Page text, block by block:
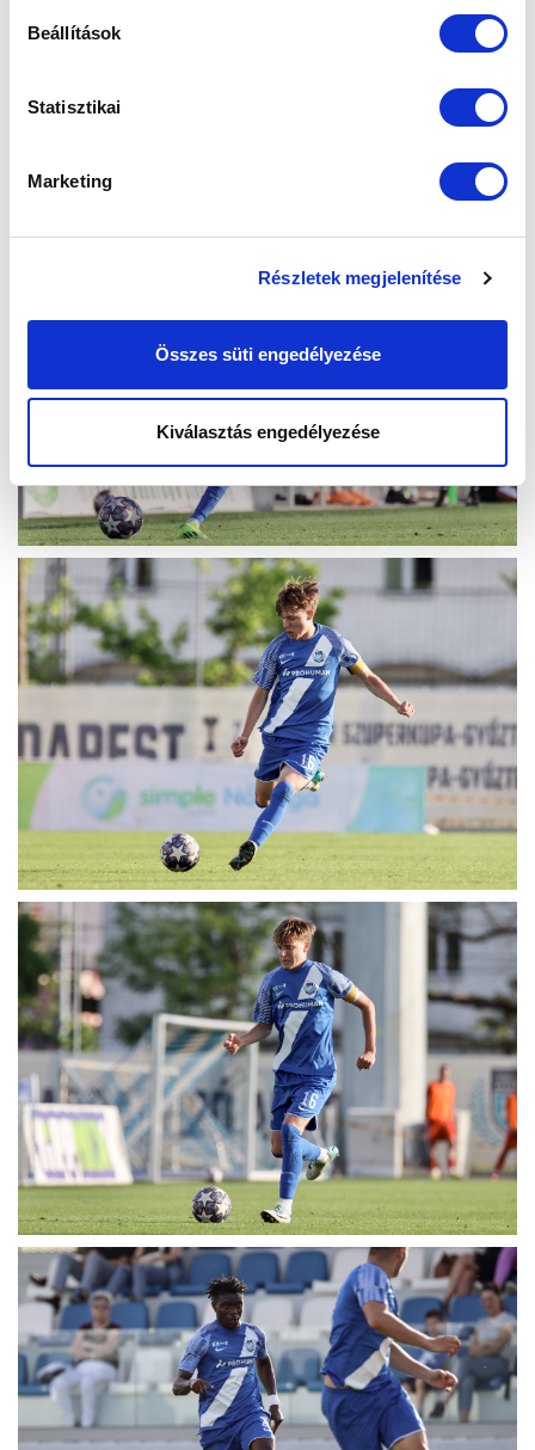
Beállítások
Statisztikai
Marketing
Részletek megjelenítése
Összes süti engedélyezése
Kiválasztás engedélyezése